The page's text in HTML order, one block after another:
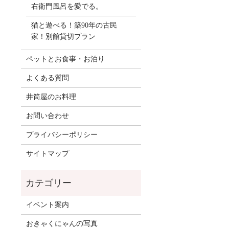
右衛門風呂を愛でる。
猫と遊べる！築90年の古民
家！別館貸切プラン
ペットとお食事・お泊り
よくある質問
井筒屋のお料理
お問い合わせ
プライバシーポリシー
サイトマップ
イベント案内
おきゃくにゃんの写真